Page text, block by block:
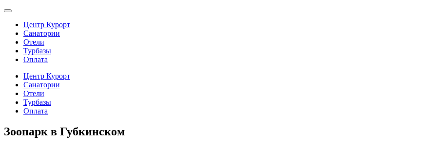
Центр Курорт
Санатории
Отели
Турбазы
Оплата
Центр Курорт
Санатории
Отели
Турбазы
Оплата
Зоопарк в Губкинском